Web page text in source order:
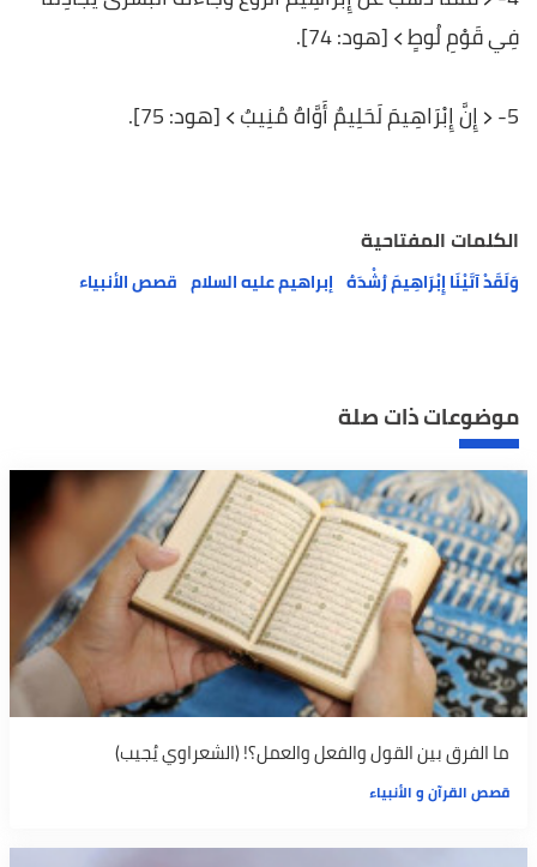
فِي قَوْمِ لُوطٍ ﴾ [هود: 74].
5- ﴿ إِنَّ إِبْرَاهِيمَ لَحَلِيمٌ أَوَّاهٌ مُنِيبٌ ﴾ [هود: 75].
الكلمات المفتاحية
وَلَقَدْ آتَيْنَا إِبْرَاهِيمَ رُشْدَهُ إبراهيم عليه السلام قصص الأنبياء
موضوعات ذات صلة
ما الفرق بين القول والفعل والعمل؟! (الشعراوي يُجيب)
قصص القرآن و الأنبياء